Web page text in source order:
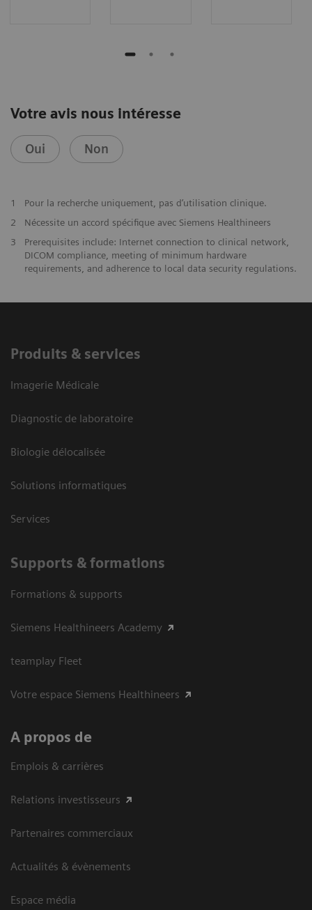
Votre avis nous intéresse
Oui Non
1
Pour la recherche uniquement, pas d’utilisation clinique.
2
Nécessite un accord spécifique avec Siemens Healthineers
3
Prerequisites include: Internet connection to clinical network,
DICOM compliance, meeting of minimum hardware
requirements, and adherence to local data security regulations.
Produits & services
Imagerie Médicale
Diagnostic de laboratoire
Biologie délocalisée
Solutions informatiques
Services
Supports & formations
Formations & supports
Siemens Healthineers Academy
teamplay Fleet
Votre espace Siemens Healthineers
A propos de
Emplois & carrières
Relations investisseurs
Partenaires commerciaux
Actualités & évènements
Espace média